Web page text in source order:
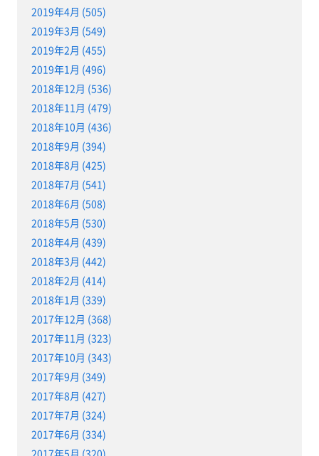
2019年4月 (505)
2019年3月 (549)
2019年2月 (455)
2019年1月 (496)
2018年12月 (536)
2018年11月 (479)
2018年10月 (436)
2018年9月 (394)
2018年8月 (425)
2018年7月 (541)
2018年6月 (508)
2018年5月 (530)
2018年4月 (439)
2018年3月 (442)
2018年2月 (414)
2018年1月 (339)
2017年12月 (368)
2017年11月 (323)
2017年10月 (343)
2017年9月 (349)
2017年8月 (427)
2017年7月 (324)
2017年6月 (334)
2017年5月 (320)